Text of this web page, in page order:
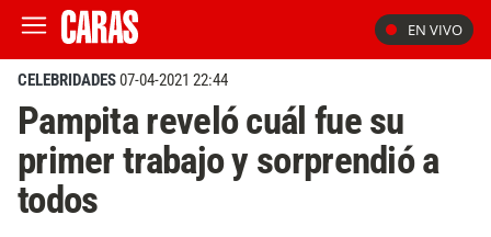
EN VIVO
CELEBRIDADES07-04-2021 22:44
Pampita reveló cuál fue su
primer trabajo y sorprendió a
todos